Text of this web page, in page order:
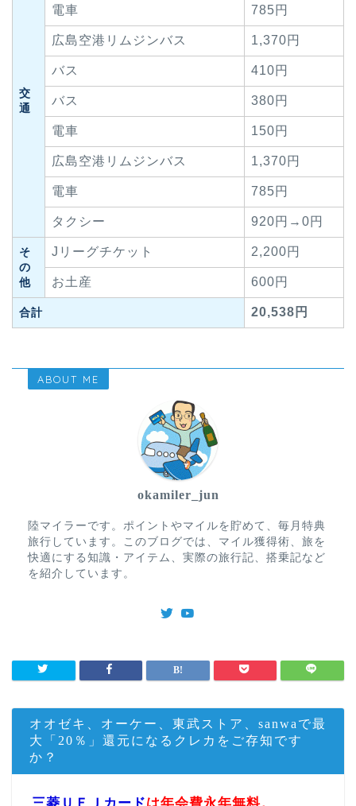
交
通
電車 785円
広島空港リムジンバス 1,370円
バス 410円
バス 380円
電車 150円
広島空港リムジンバス 1,370円
電車 785円
タクシー 920円→0円
そ
の
他
Jリーグチケット 2,200円
お土産 600円
合計 20,538円
ABOUT ME
okamiler_jun
陸マイラーです。ポイントやマイルを貯めて、毎月特典
旅行しています。このブログでは、マイル獲得術、旅を
快適にする知識・アイテム、実際の旅行記、搭乗記など
を紹介しています。
オオゼキ、オーケー、東武ストア、sanwaで最
大「20％」還元になるクレカをご存知です
か？